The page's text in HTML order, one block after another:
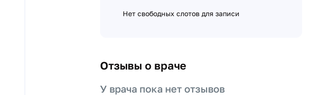
Нет свободных слотов для записи
Отзывы о враче
У врача пока нет отзывов